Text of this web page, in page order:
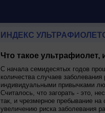
ИНДЕКС
Что такое ультрафиолет,
С начала семидесятых годов
количества случаев
индивидуальными привычками
Считалось, что загорать - это,
так, и чрезмерное пребывание
увеличению риска заболевания